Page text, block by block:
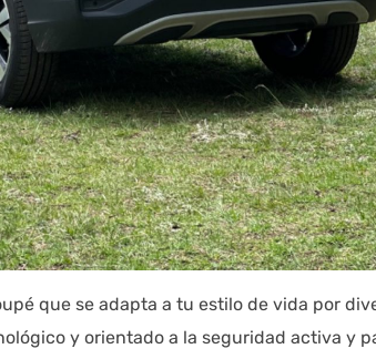
que se adapta a tu estilo de vida por
y orientado a la seguridad activa y